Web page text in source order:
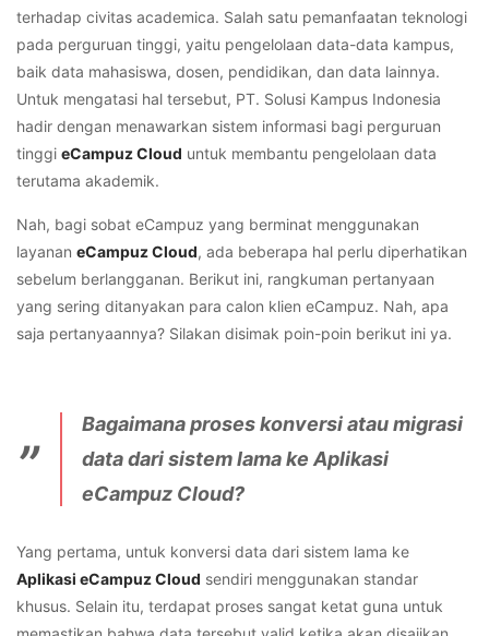
terhadap civitas academica. Salah satu pemanfaatan teknologi
pada perguruan tinggi, yaitu pengelolaan data-data kampus,
baik data mahasiswa, dosen, pendidikan, dan data lainnya.
Untuk mengatasi hal tersebut, PT. Solusi Kampus Indonesia
hadir dengan menawarkan sistem informasi bagi perguruan
tinggi eCampuz Cloud untuk membantu pengelolaan data
terutama akademik.
Nah, bagi sobat eCampuz yang berminat menggunakan
layanan eCampuz Cloud, ada beberapa hal perlu diperhatikan
sebelum berlangganan. Berikut ini, rangkuman pertanyaan
yang sering ditanyakan para calon klien eCampuz. Nah, apa
saja pertanyaannya? Silakan disimak poin-poin berikut ini ya.
Bagaimana proses konversi atau migrasi
data dari sistem lama ke Aplikasi
eCampuz Cloud?
Yang pertama, untuk konversi data dari sistem lama ke
Aplikasi eCampuz Cloud sendiri menggunakan standar
khusus. Selain itu, terdapat proses sangat ketat guna untuk